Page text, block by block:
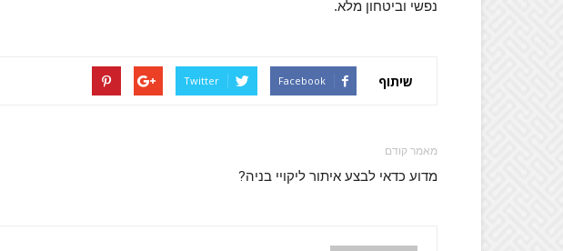
נפשי וביטחון מלא.
שיתוף Facebook
Twitter
מאמר קודם
מדוע כדאי לבצע איתור ליקויי בניה?